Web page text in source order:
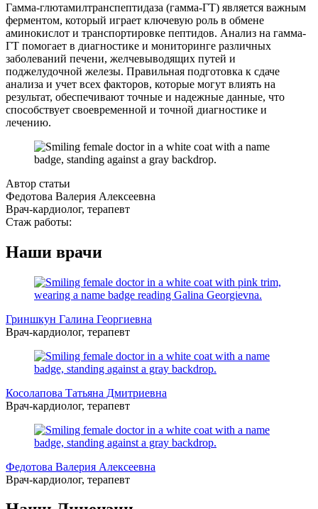
Гамма-глютамилтранспептидаза (гамма-ГТ) является важным
ферментом, который играет ключевую роль в обмене
аминокислот и транспортировке пептидов. Анализ на гамма-
ГТ помогает в диагностике и мониторинге различных
заболеваний печени, желчевыводящих путей и
поджелудочной железы. Правильная подготовка к сдаче
анализа и учет всех факторов, которые могут влиять на
результат, обеспечивают точные и надежные данные, что
способствует своевременной и точной диагностике и
лечению.
Автор статьи
Федотова Валерия Алексеевна
Врач-кардиолог, терапевт
Стаж работы:
Наши врачи
Гриншкун Галина Георгиевна
Врач-кардиолог, терапевт
Косолапова Татьяна Дмитриевна
Врач-кардиолог, терапевт
Федотова Валерия Алексеевна
Врач-кардиолог, терапевт